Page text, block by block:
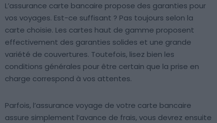
L’assurance carte bancaire propose des garanties pour
vos voyages. Est-ce suffisant ? Pas toujours selon la
carte choisie. Les cartes haut de gamme proposent
effectivement des garanties solides et une grande
variété de couvertures. Toutefois, lisez bien les
conditions générales pour être certain que la prise en
charge correspond à vos attentes.
Parfois, l’assurance voyage de votre carte bancaire
assure simplement l’avance de frais, vous devrez ensuite